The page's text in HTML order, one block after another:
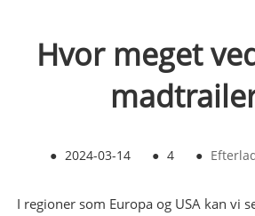
Hvor meget
● 2024-03-14 ● 4 ●
I regioner som Europa og USA kan vi